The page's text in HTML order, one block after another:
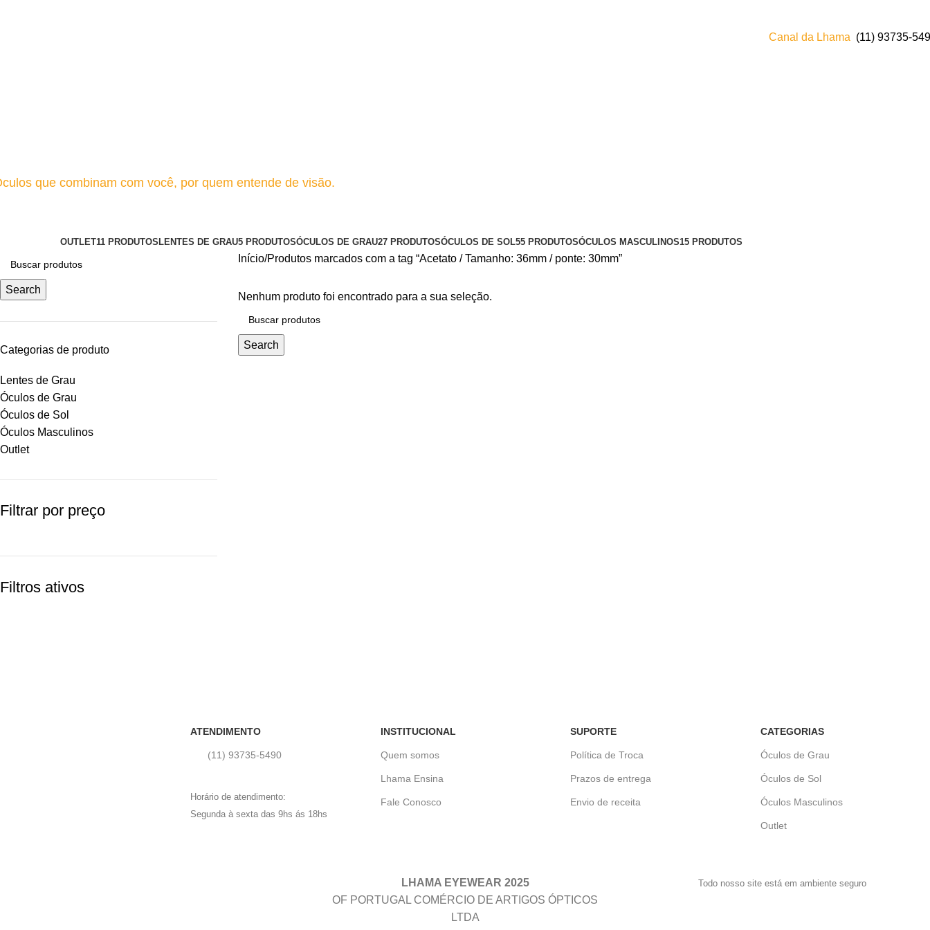
Canal da Lhama (11)
que combinam com você, por quem entende de visão.
OUTLET11 PRODUTOSLENTES DE GRAU5 PRODUTOSÓCULOS DE GRAU27 PRODUTOSÓCULOS DE SOL55 PRODUTOSÓCULOS MASCULINOS15 PRODUTOS
Search
Categorias de produto
Lentes de Grau
Óculos de Grau
Óculos de Sol
Óculos Masculinos
Outlet
Filtrar por preço
Filtros ativos
Início Produtos marcados com a tag “Acetato / Tamanho: 36mm / ponte: 30mm”
Nenhum produto foi encontrado para a sua seleção.
Search
ATENDIMENTO
(11) 93735‑5490‬
Horário de atendimento:
Segunda à sexta das 9hs ás 18hs
INSTITUCIONAL
Quem somos
Lhama Ensina
Fale Conosco
SUPORTE
Política de Troca
Prazos de entrega
Envio de receita
CATEGORIAS
Óculos de Grau
Óculos de Sol
Óculos Masculinos
Outlet
LHAMA EYEWEAR 2025
OF PORTUGAL COMÉRCIO DE ARTIGOS ÓPTICOS
LTDA
Todo nosso site está em ambiente seguro